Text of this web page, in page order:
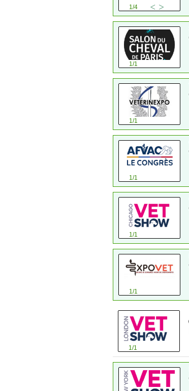
1/4
1/1
1/1
1/1
1/1
1/1
1/1